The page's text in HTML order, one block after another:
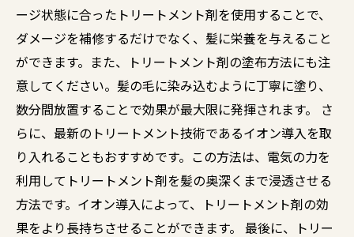
ージ状態に合ったトリートメント剤を使用することで、
ダメージを補修するだけでなく、髪に栄養を与えること
ができます。また、トリートメント剤の塗布方法にも注
意してください。髪の毛に染み込むように丁寧に塗り、
数分間放置することで効果が最大限に発揮されます。 さ
らに、最新のトリートメント技術であるイオン導入を取
り入れることもおすすめです。この方法は、電気の力を
利用してトリートメント剤を髪の奥深くまで浸透させる
方法です。イオン導入によって、トリートメント剤の効
果をより長持ちさせることができます。 最後に、トリー